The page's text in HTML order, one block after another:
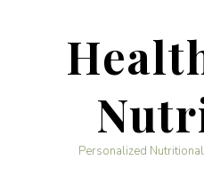
Personalized